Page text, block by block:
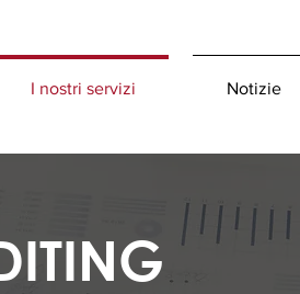
I nostri servizi Notizie